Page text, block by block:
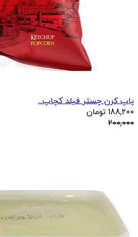
پاپ کرن چستر فیلد کچاپ...
188,200 تومان
200,000